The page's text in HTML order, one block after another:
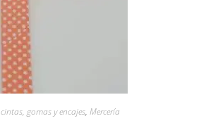
cintas, gomas y encajes, Mercería